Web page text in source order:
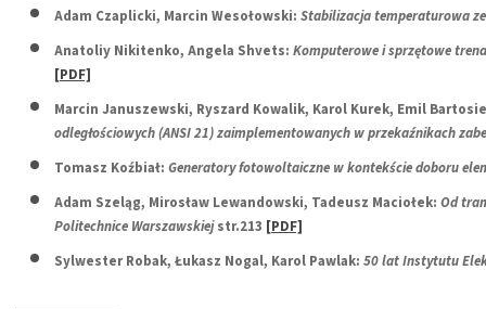
Adam Czaplicki, Marcin Wesołowski: Stabilizacja temperaturowa
Anatoliy Nikitenko, Angela Shvets: Komputerowe i sprzętowe
[PDF]
Marcin Januszewski, Ryszard Kowalik, Karol Kurek, Emil
odległościowych (ANSI 21) zaimplementowanych w przekaźnikach
Tomasz Koźbiał: Generatory fotowoltaiczne w kontekście doboru
Adam Szeląg, Mirosław Lewandowski, Tadeusz Maciołek: Od
Politechnice Warszawskiejstr.213 [PDF]
Sylwester Robak, Łukasz Nogal, Karol Pawlak: 50 lat Instytutu